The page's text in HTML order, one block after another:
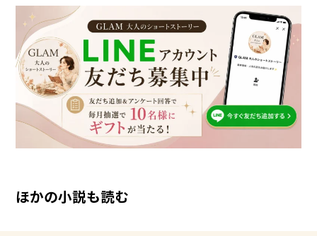
ほかの小説も読む